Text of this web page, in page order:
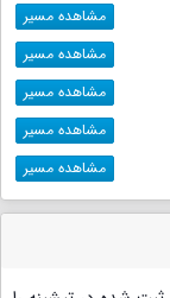
مشاهده مسیر
مشاهده مسیر
مشاهده مسیر
مشاهده مسیر
مشاهده مسیر